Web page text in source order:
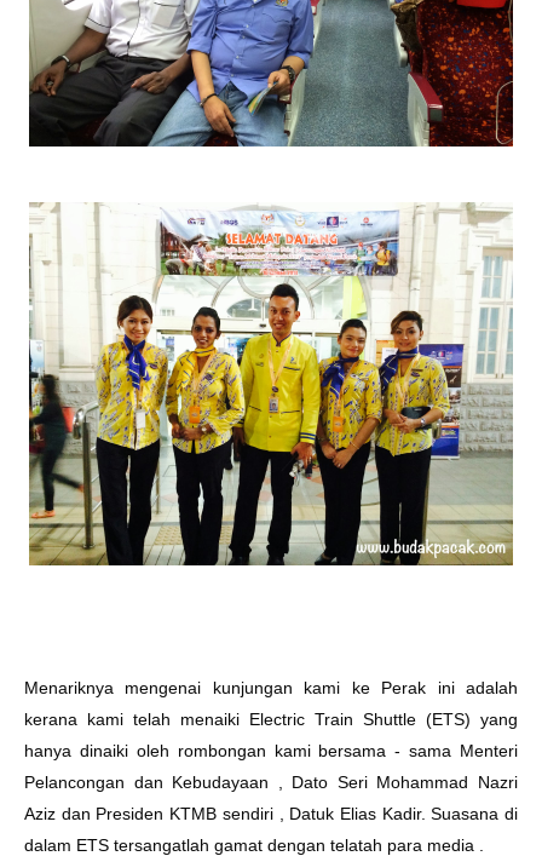
Menariknya mengenai kunjungan kami ke Perak ini adalah
kerana kami telah menaiki Electric Train Shuttle (ETS) yang
hanya dinaiki oleh rombongan kami bersama - sama Menteri
Pelancongan dan Kebudayaan , Dato Seri Mohammad Nazri
Aziz dan Presiden KTMB sendiri , Datuk Elias Kadir. Suasana di
dalam ETS tersangatlah gamat dengan telatah para media .